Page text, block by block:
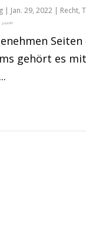
|Nov. 7, 2021
| Jan. 29, 2022 | Recht,
Seiten
gehört es